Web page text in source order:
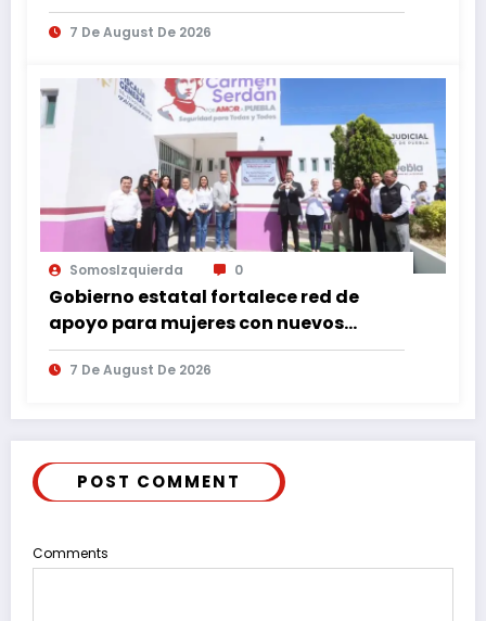
7 De August De 2026
SomosIzquierda 0
Gobierno estatal fortalece red de
apoyo para mujeres con nuevos
espacios de atención en Puebla
7 De August De 2026
POST COMMENT
Comments